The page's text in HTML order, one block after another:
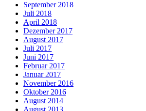
September 2018
Juli 2018
April 2018
Dezember 2017
August 2017
Juli 2017
Juni 2017
Februar 2017
Januar 2017
November 2016
Oktober 2016
August 2014
August 2013